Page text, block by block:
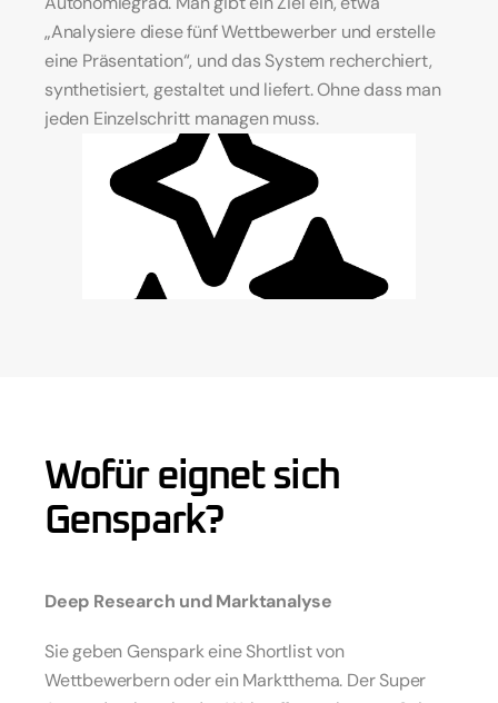
„Analysiere diese fünf Wettbewerber und erstelle
eine Präsentation“, und das System recherchiert,
synthetisiert, gestaltet und liefert. Ohne dass man
jeden Einzelschritt managen muss.
Wofür eignet sich
Genspark?
Deep Research und Marktanalyse
Sie geben Genspark eine Shortlist von
Wettbewerbern oder ein Marktthema. Der Super